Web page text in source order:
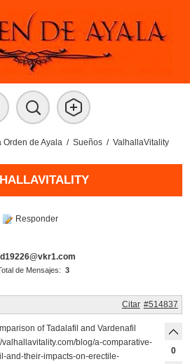
Orden de Ayala / Sueños / ValhallaVitality
Responder
de Mensajes: 3
#514837
Citar
of Tadalafil and Vardenafil
blog/a-comparative-
and-their-impacts-on-erectile-
0